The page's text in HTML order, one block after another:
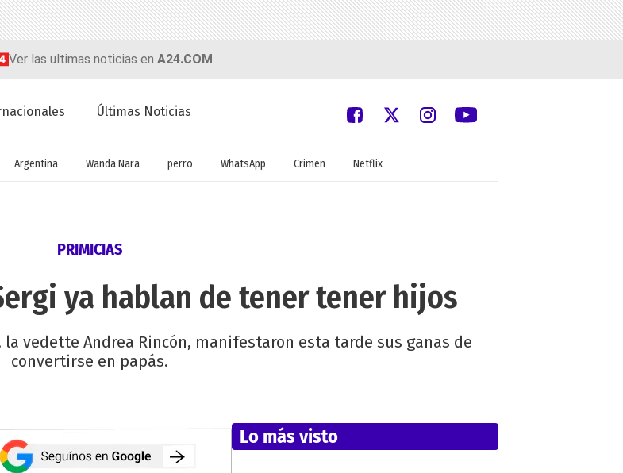
Ver las ultimas noticias en A24.COM
Últimas Noticias
Argentina Wanda Nara perro WhatsApp Crimen Netflix
PRIMICIAS
ya hablan de tener tener hijos
vedette Andrea Rincón, manifestaron esta tarde sus ganas de
convertirse en papás.
Lo más visto